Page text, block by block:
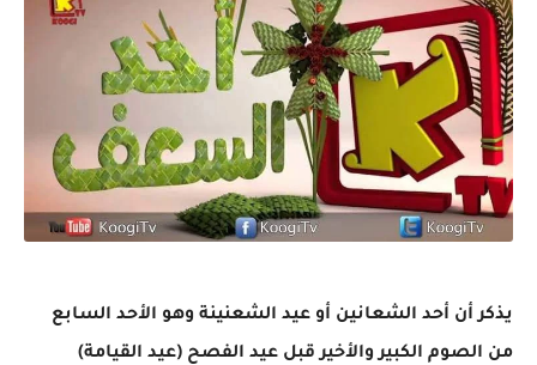
يذكر أن أحد الشعانين أو عيد الشعنينة وهو الأحد السابع
من الصوم الكبير والأخير قبل عيد الفصح (عيد القيامة)